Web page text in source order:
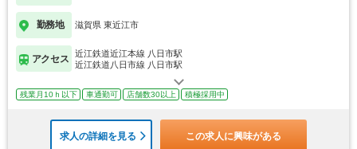
勤務地 滋賀県 東近江市
アクセス
近江鉄道近江本線 八日市駅
近江鉄道八日市線 八日市駅
残業月10ｈ以下 車通勤可 店舗数30以上 積極採用中
求人の詳細を見る この求人に興味がある